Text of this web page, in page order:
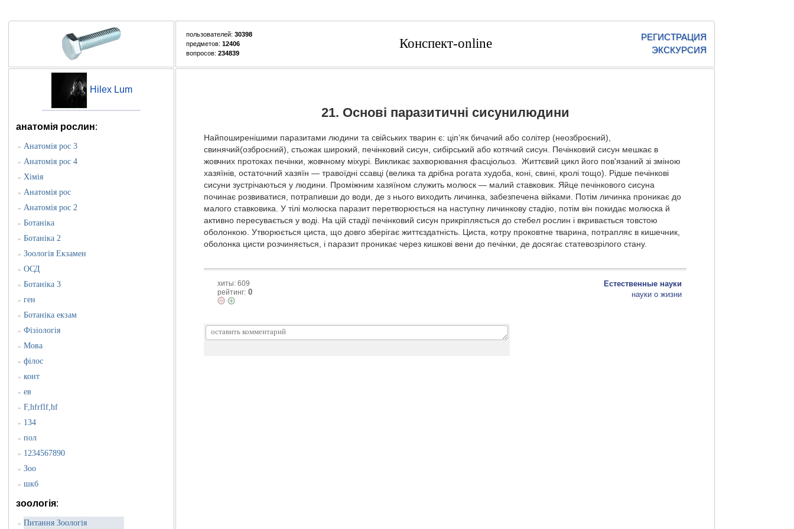
пользователей: 30398
предметов: 12406
вопросов: 234839
Конспект-online
РЕГИСТРАЦИЯ
ЭКСКУРСИЯ
Hilex Lum
анатомія рослин:
» Анатомія рос 3
» Анатомія рос 4
» Хімія
» Анатомія рос
» Анатомія рос 2
» Ботаніка
» Ботаніка 2
» Зоологія Екзамен
» ОСД
» Ботаніка 3
» ген
» Ботаніка екзам
» Фізіологія
» Мова
» філос
» конт
» ев
» F,hfrflf,hf
» 134
» пол
» 1234567890
» Зоо
» шкб
зоологія:
» Питання Зоологія
21. Основі паразитичні сисунилюдини
Найпоширенішими паразитами людини та свійських тварин є: ціп’як бичачий або солітер (неозброєний),
свинячий(озброєний), стьожак широкий, печінковий сисун, сибірський або котячий сисун. Печінковий сисун мешкає в
жовчних протоках печін­ки, жовчному міхурі. Викликає захворювання фасціольоз. Життє­вий цикл його пов'язаний зі зміною
хазяїнів, остаточний хазяїн — травоїдні ссавці (велика та дрібна рогата худоба, коні, свині, кро­лі тощо). Рідше печінкові
сисуни зустрічаються у людини. Про­міжним хазяїном служить молюск — малий ставковик. Яйце пе­чінкового сисуна
починає розвиватися, потрапивши до води, де з нього виходить личинка, забезпечена війками. Потім личинка проникає до
малого ставковика. У тілі молюска паразит перетво­рюється на наступну личинкову стадію, потім він покидає молюс­ка й
активно пересувається у воді. На цій стадії печінковий сисун прикріпляється до стебел рослин і вкривається товстою
оболон­кою. Утворюється циста, що довго зберігає життєздатність. Цис­та, котру проковтне тварина, потрапляє в кишечник,
оболонка цисти розчиняється, і паразит проникає через кишкові вени до печінки, де досягає статевозрілого стану.
хиты: 609
рейтинг: 0
Естественные науки
науки о жизни